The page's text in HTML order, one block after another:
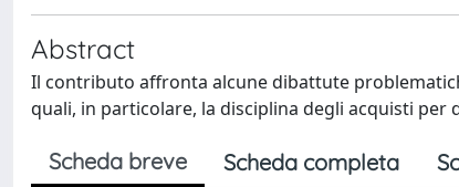
Abstract
Il contributo affronta alcune dibattute
quali, in particolare, la disciplina degli acquisti
Scheda breve Scheda completa